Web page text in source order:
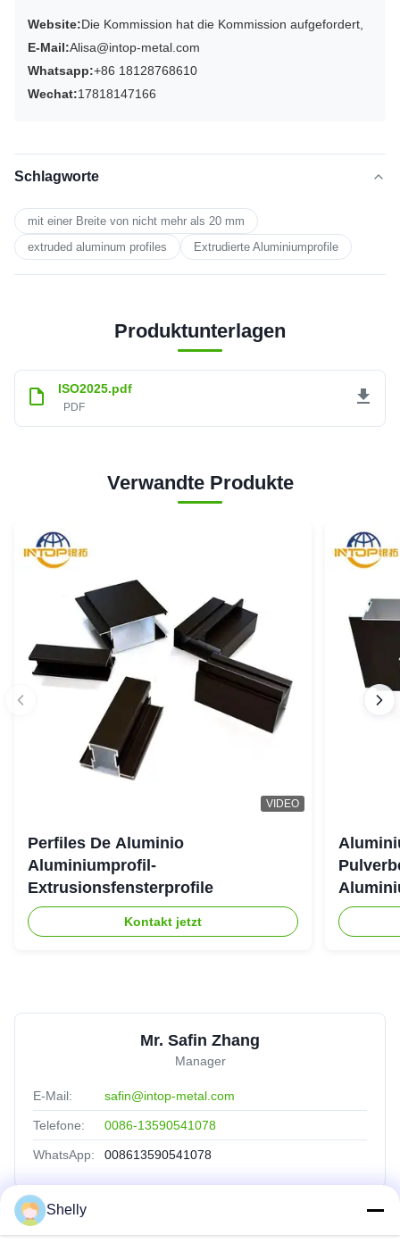
Website:Die Kommission hat die Kommission aufgefordert,
E-Mail:Alisa@intop-metal.com
Whatsapp:+86 18128768610
Wechat:17818147166
Schlagworte
mit einer Breite von nicht mehr als 20 mm
extruded aluminum profiles
Extrudierte Aluminiumprofile
Produktunterlagen
ISO2025.pdf
PDF
Verwandte Produkte
VIDEO
Perfiles De Aluminio
Aluminiumprofil-
Extrusionsfensterprofile
Kontakt jetzt
Mr. Safin Zhang
Manager
E-Mail: safin@intop-metal.com
Telefone: 0086-13590541078
WhatsApp: 008613590541078
Schnelle Verbindungen
Shelly